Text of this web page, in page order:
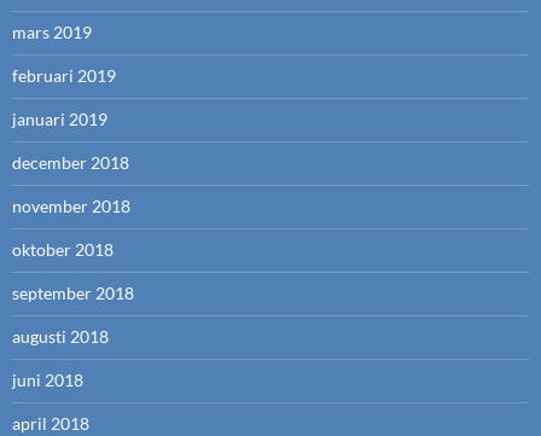
mars 2019
februari 2019
januari 2019
december 2018
november 2018
oktober 2018
september 2018
augusti 2018
juni 2018
april 2018